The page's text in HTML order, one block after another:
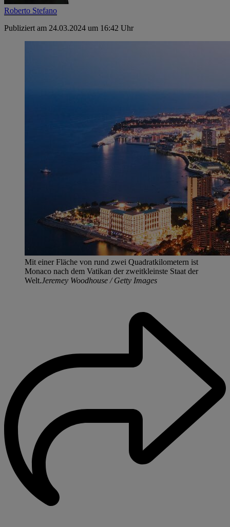
Roberto Stefano
Publiziert am 24.03.2024 um 16:42 Uhr
Mit einer Fläche von rund zwei Quadratkilometern ist
Monaco nach dem Vatikan der zweitkleinste Staat der
Welt.Jeremey Woodhouse / Getty Images